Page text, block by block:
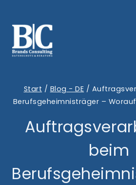
Inhalt
springen
Start / Blog - DE /
Berufsgeheimnisträger –
beim